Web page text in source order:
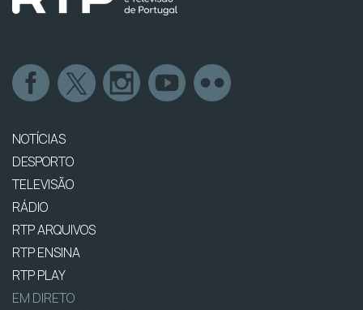
NOTÍCIAS
DESPORTO
TELEVISÃO
RÁDIO
RTP ARQUIVOS
RTP ENSINA
RTP PLAY
EM DIRETO